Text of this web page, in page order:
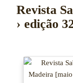
Revista
› edição